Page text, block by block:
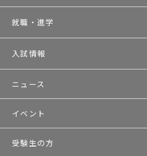
就職・進学
入試情報
ニュース
イベント
受験生の方